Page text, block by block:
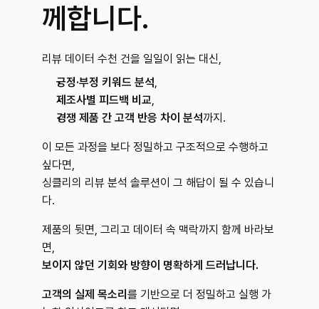
께합니다.
리뷰 데이터 수천 건을 일일이 읽는 대신,
긍정·부정 키워드 분석,
제조사별 피드백 비교,
경쟁 제품 간 고객 반응 차이 분석까지.
이 모든 과정을 보다 정밀하고 구조적으로 수행하고
싶다면,
싱클리의 리뷰 분석 솔루션이 그 해답이 될 수 있습니
다.
제품의 뒷면, 그리고 데이터 속 맥락까지 함께 바라보
면,
보이지 않던 기회와 방향이 명확하게 드러납니다.
고객의 실제 목소리 를 기반으로 더 정밀하고 실행 가